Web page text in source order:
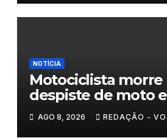
NOTÍCIA
Motociclista morre
despiste de moto
AGO 8, 2026 REDAÇÃO - VO